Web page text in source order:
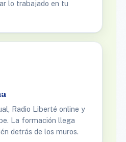
lo trabajado en tu
Radio Liberté online y
La formación llega
detrás de los muros.